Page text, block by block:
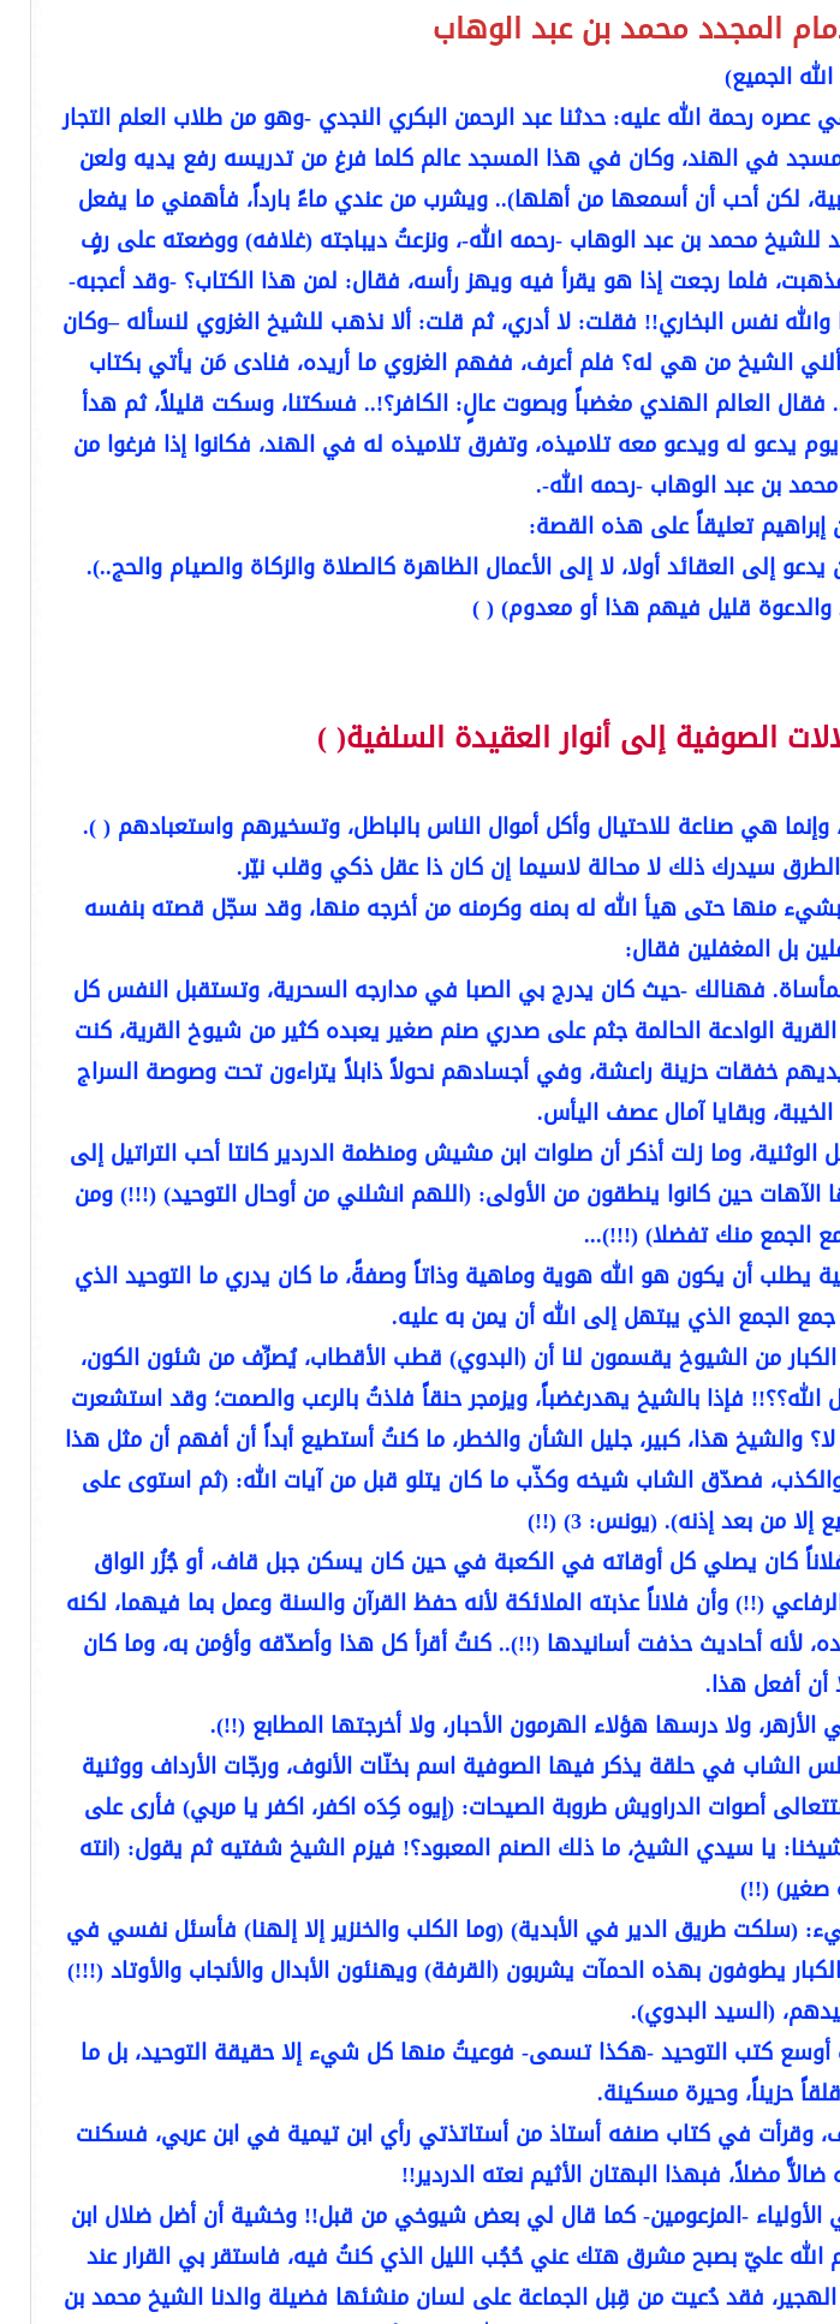
المجدد محمد بن عبد الوهاب
الجميع)
رحمة الله عليه: حدثنا عبد الرحمن البكري النجدي -وهو من طلاب العلم التجار
في الهند، وكان في هذا المسجد عالم كلما فرغ من تدريسه رفع يديه ولعن
لكن أحب أن أسمعها من أهلها).. ويشرب من عندي ماءً بارداً، فأهمني ما يفعل
محمد بن عبد الوهاب -رحمه الله-، ونزعتُ ديباجته (غلافه) ووضعته على رفٍ
فلما رجعت إذا هو يقرأ فيه ويهز رأسه، فقال: لمن هذا الكتاب؟ -وقد أعجبه-
نفس البخاري!! فقلت: لا أدري، ثم قلت: ألا نذهب للشيخ الغزوي لنسأله –وكان
الشيخ من هي له؟ فلم أعرف، ففهم الغزوي ما أريده، فنادى مَن يأتي بكتاب
العالم الهندي مغضباً وبصوت عالٍ: الكافر؟!.. فسكتنا، وسكت قليلاً، ثم هدأ
له ويدعو معه تلاميذه، وتفرق تلاميذه له في الهند، فكانوا إذا فرغوا من
بن عبد الوهاب -رحمه الله-.
إبراهيم تعليقاً على هذه القصة:
إلى العقائد أولا، لا إلى الأعمال الظاهرة كالصلاة والزكاة والصيام والحج..).
قليل فيهم هذا أو معدوم) ( )
الصوفية إلى أنوار العقيدة السلفية( )
هي صناعة للاحتيال وأكل أموال الناس بالباطل، وتسخيرهم واستعبادهم ( ).
سيدرك ذلك لا محالة لاسيما إن كان ذا عقل ذكي وقلب نيّر.
منها حتى هيأ الله له بمنه وكرمنه من أخرجه منها، وقد سجّل قصته بنفسه
بل المغفلين فقال:
فهنالك -حيث كان يدرج بي الصبا في مدارجه السحرية، وتستقبل النفس كل
الوادعة الحالمة جثم على صدري صنم صغير يعبده كثير من شيوخ القرية، كنت
خفقات حزينة راعشة، وفي أجسادهم نحولاً ذابلاً يتراءون تحت وصوصة السراج
وبقايا آمال عصف اليأس.
وما زلت أذكر أن صلوات ابن مشيش ومنظمة الدردير كانتا أحب التراتيل إلى
حين كانوا ينطقون من الأولى: (اللهم انشلني من أوحال التوحيد) (!!!) ومن
الجمع منك تفضلا) (!!!)...
يطلب أن يكون هو الله هوية وماهية وذاتاً وصفةً، ما كان يدري ما التوحيد الذي
الجمع الذي يبتهل إلى الله أن يمن به عليه.
من الشيوخ يقسمون لنا أن (البدوي) قطب الأقطاب، يُصرِّف من شئون الكون،
فإذا بالشيخ يهدرغضباً، ويزمجر حنقاً فلذتُ بالرعب والصمت؛ وقد استشعرت
هذا، كبير، جليل الشأن والخطر، ما كنتُ أستطيع أبداً أن أفهم أن مثل هذا
فصدّق الشاب شيخه وكذّب ما كان يتلو قبل من آيات الله: (ثم استوى على
من بعد إذنه). (يونس: 3) (!!)
كان يصلي كل أوقاته في الكعبة في حين كان يسكن جبل قاف، أو جُزُر الواق
(!!) وأن فلاناً عذبته الملائكة لأنه حفظ القرآن والسنة وعمل بما فيهما، لكنه
أحاديث حذفت أسانيدها (!!).. كنتُ أقرأ كل هذا وأصدّقه وأؤمن به، وما كان
أن أفعل هذا.
ولا درسها هؤلاء الهرمون الأحبار، ولا أخرجتها المطابع (!!).
الشاب في حلقة يذكر فيها الصوفية اسم بخنّات الأنوف، ورجّات الأرداف ووثنية
أصوات الدراويش طروبة الصيحات: (إيوه كِدَه اكفر، اكفر يا مربي) فأرى على
يا سيدي الشيخ، ما ذلك الصنم المعبود؟! فيزم الشيخ شفتيه ثم يقول: (انته
(!!)
طريق الدير في الأبدية) (وما الكلب والخنزير إلا إلهنا) فأسئل نفسي في
يطوفون بهذه الحمآت يشربون (القرفة) ويهنئون الأبدال والأنجاب والأوتاد (!!!)
(السيد البدوي).
كتب التوحيد -هكذا تسمى- فوعيتُ منها كل شيء إلا حقيقة التوحيد، بل ما
حزيناً، وحيرة مسكينة.
وقرأت في كتاب صنفه أستاذ من أستاتذتي رأي ابن تيمية في ابن عربي، فسكنت
مضلاً، فبهذا البهتان الأثيم نعته الدردير!!
الأولياء -المزعومين- كما قال لي بعض شيوخي من قبل!! وخشية أن أضل ضلال ابن
عليّ بصبح مشرق هتك عني حُجُب الليل الذي كنتُ فيه، فاستقر بي القرار عند
فقد دُعيت من قِبل الجماعة على لسان منشئها فضيلة والدنا الشيخ محمد بن